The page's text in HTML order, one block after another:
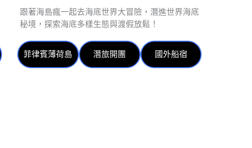
跟著海島瘋一起去海底世界大冒險，潛進世界海底
秘境，探索海底多樣生態與渡假放鬆！
菲律賓薄荷島 潛旅開團 國外船宿